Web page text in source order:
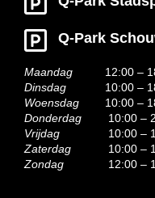
Q-Park
Maandag
12:00 –
Dinsdag
10:00 –
Woensdag
10:00 –
Donderdag
10:00 –
Vrijdag
10:00 –
Zaterdag
10:00 –
Zondag
12:00 –